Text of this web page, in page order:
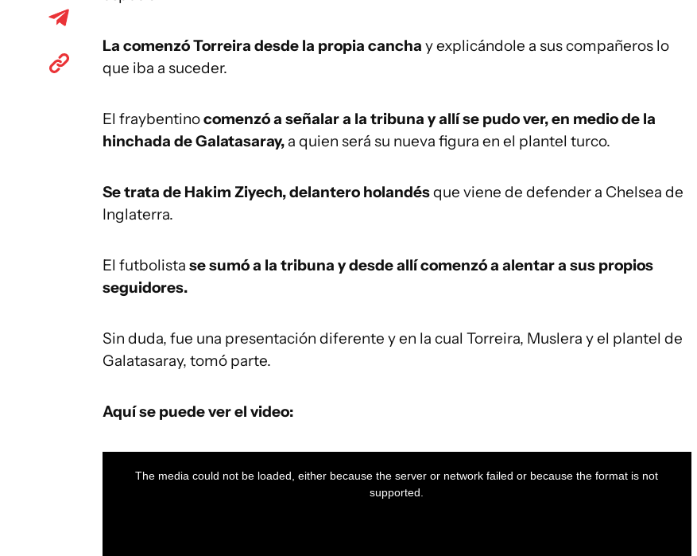
La comenzó Torreira desde la propia cancha y explicándole a sus compañeros lo
que iba a suceder.
El fraybentinocomenzó a señalar a la tribuna y allí se pudo ver, en medio de la
hinchada de Galatasaray, a quien será su nueva figura en el plantel turco.
Se trata de Hakim Ziyech, delantero holandésque viene de defender a Chelsea de
Inglaterra.
El futbolista se sumó a la tribuna y desde allí comenzó a alentar a sus propios
seguidores.
Sin duda, fue una presentación diferente y en la cual Torreira, Muslera y el plantel de
Galatasaray, tomó parte.
Aquí se puede ver el video:
The media could not be loaded, either because the server or network failed or because the format is not
supported.